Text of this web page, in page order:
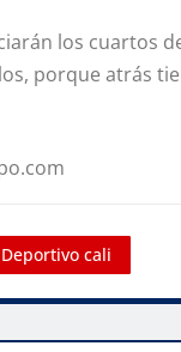
los cuartos
porque atrás
Deportivo cali